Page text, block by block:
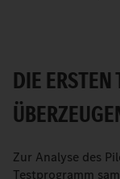
DIE
Zur Analyse des
Testprogramm